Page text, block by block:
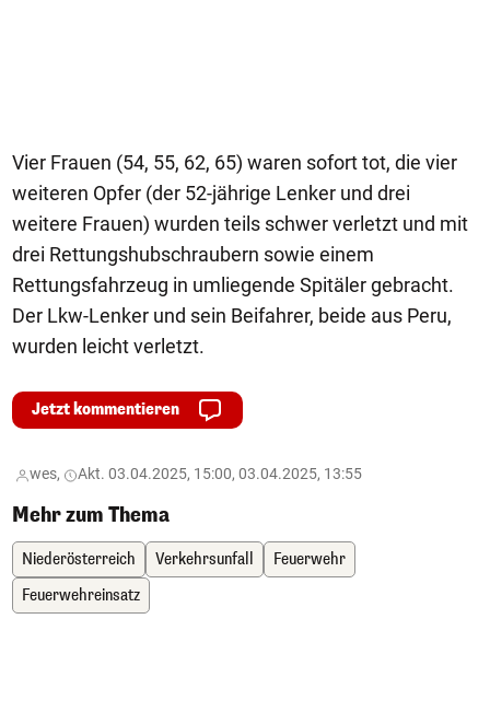
Vier Frauen (54, 55, 62, 65) waren sofort tot, die vier
weiteren Opfer (der 52-jährige Lenker und drei
weitere Frauen) wurden teils schwer verletzt und mit
drei Rettungshubschraubern sowie einem
Rettungsfahrzeug in umliegende Spitäler gebracht.
Der Lkw-Lenker und sein Beifahrer, beide aus Peru,
wurden leicht verletzt.
Jetzt kommentieren
wes, Akt. 03.04.2025, 15:00, 03.04.2025, 13:55
Mehr zum Thema
Niederösterreich Verkehrsunfall
Feuerwehr
Feuerwehreinsatz